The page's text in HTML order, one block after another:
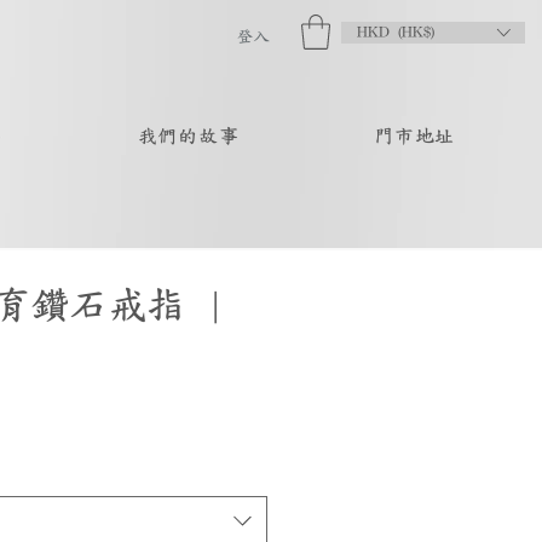
登入 HKD (HK$)
我們的故事 門市地址
鑽石戒指 |